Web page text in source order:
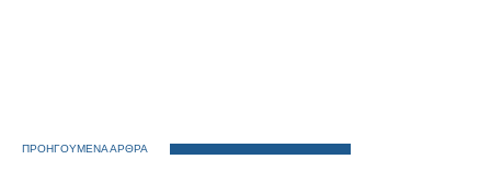
ΠΡΟΗΓΟΥΜΕΝΑ ΑΡΘΡΑ